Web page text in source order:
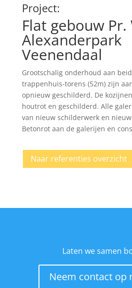
Project:
Flat gebouw
Alexanderpark
Veenendaal
Grootschalig onderhoud aan
trappenhuis-torens (52m) zijn
opnieuw geschilderd. De
houtrot en geschilderd. Alle
van nieuw schilderwerk en
Betonrot aan de galerijen en
Naar referenties overzicht
Laten we samen
Neem contact op